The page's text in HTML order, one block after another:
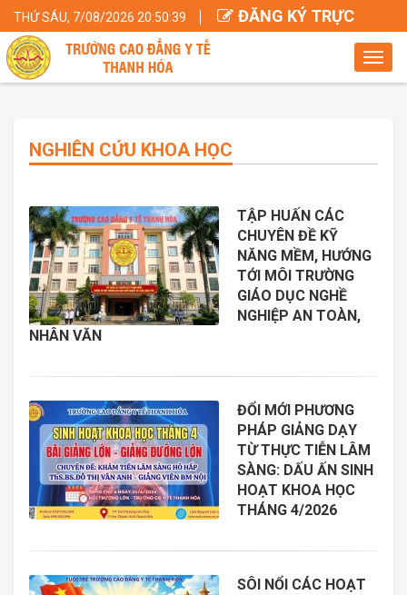
THỨ SÁU, 7/08/2026 20:50:40
ĐĂNG KÝ TRỰC
TUYẾN
NGHIÊN CỨU KHOA HỌC
TẬP HUẤN CÁC
CHUYÊN ĐỀ KỸ
NĂNG MỀM, HƯỚNG
TỚI MÔI TRƯỜNG
GIÁO DỤC NGHỀ
NGHIỆP AN TOÀN,
NHÂN VĂN
ĐỔI MỚI PHƯƠNG
PHÁP GIẢNG DẠY
TỪ THỰC TIỄN LÂM
SÀNG: DẤU ẤN SINH
HOẠT KHOA HỌC
THÁNG 4/2026
SÔI NỔI CÁC HOẠT